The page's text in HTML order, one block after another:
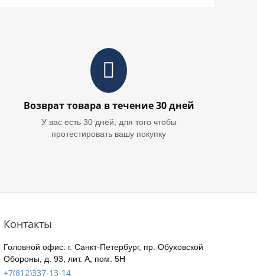
Возврат товара в течение 30 дней
У вас есть 30 дней, для того чтобы
протестировать вашу покупку
Контакты
Головной офис: г. Санкт-Петербург, пр. Обуховской
Обороны, д. 93, лит. А, пом. 5Н
+7(812)337-13-14